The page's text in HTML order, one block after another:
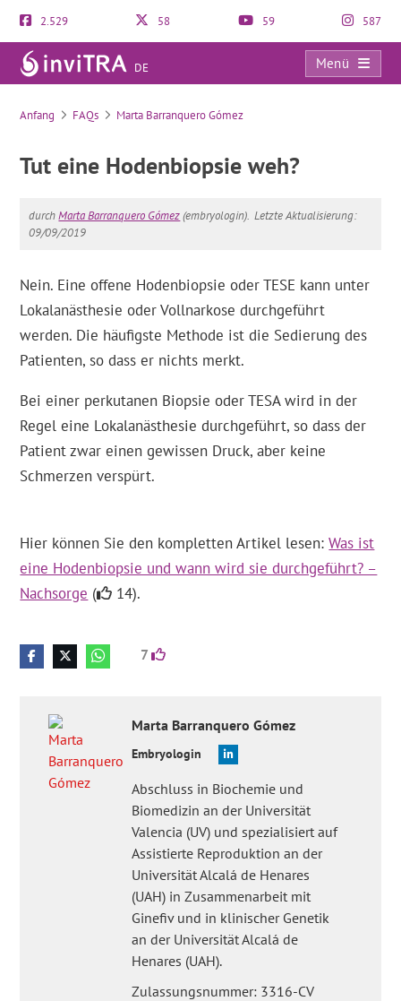
2.529 58 59 587
DE
Menü
FAQs
Anfang FAQs Marta Barranquero Gómez
Tut eine Hodenbiopsie weh?
durchMarta Barranquero Gómez(embryologin). Letzte Aktualisierung:
09/09/2019
Nein. Eine offene Hodenbiopsie oder TESE kann unter
Lokalanästhesie oder Vollnarkose durchgeführt
werden. Die häufigste Methode ist die Sedierung des
Patienten, so dass er nichts merkt.
Bei einer perkutanen Biopsie oder TESA wird in der
Regel eine Lokalanästhesie durchgeführt, so dass der
Patient zwar einen gewissen Druck, aber keine
Schmerzen verspürt.
Hier können Sie den kompletten Artikel lesen:Was ist
eine Hodenbiopsie und wann wird sie durchgeführt? –
Nachsorge ( 14).
7
Marta Barranquero Gómez
Embryologin
Abschluss in Biochemie und
Biomedizin an der Universität
Valencia (UV) und spezialisiert auf
Assistierte Reproduktion an der
Universität Alcalá de Henares
(UAH) in Zusammenarbeit mit
Ginefiv und in klinischer Genetik
an der Universität Alcalá de
Henares (UAH).
Zulassungsnummer: 3316-CV